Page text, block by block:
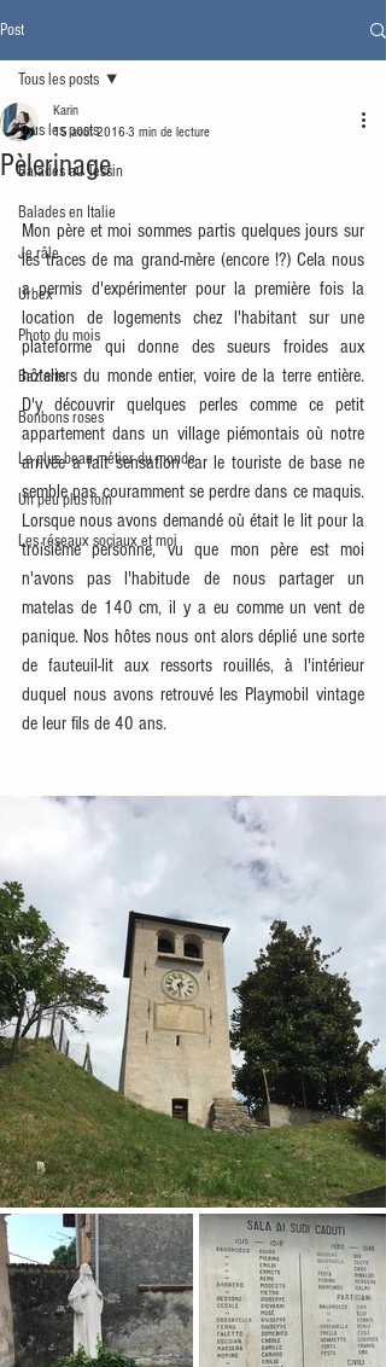
Post
Tous les posts
Balades au Tessin
Balades en Italie
Je râle
Urbex
Photo du mois
Baz'arts
Bonbons roses
Le plus beau métier du monde
Un peu plus loin
Les réseaux sociaux et moi
Tous les posts
Pèlerinage
Karin
15 août 2016 3 min de lecture
Mon père et moi sommes partis quelques jours sur
les traces de ma grand-mère (encore !?) Cela nous
a permis d'expérimenter pour la première fois la
location de logements chez l'habitant sur une
plateforme qui donne des sueurs froides aux
hôteliers du monde entier, voire de la terre entière.
D'y découvrir quelques perles comme ce petit
appartement dans un village piémontais où notre
arrivée a fait sensation car le touriste de base ne
semble pas couramment se perdre dans ce maquis.
Lorsque nous avons demandé où était le lit pour la
troisième personne, vu que mon père est moi
n'avons pas l'habitude de nous partager un
matelas de 140 cm, il y a eu comme un vent de
panique. Nos hôtes nous ont alors déplié une sorte
de fauteuil-lit aux ressorts rouillés, à l'intérieur
duquel nous avons retrouvé les Playmobil vintage
de leur fils de 40 ans.